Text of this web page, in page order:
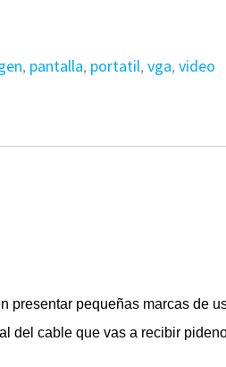
, pantalla, portatil,vga,video
presentar pequeñas marcas de
del cable que vas a recibir